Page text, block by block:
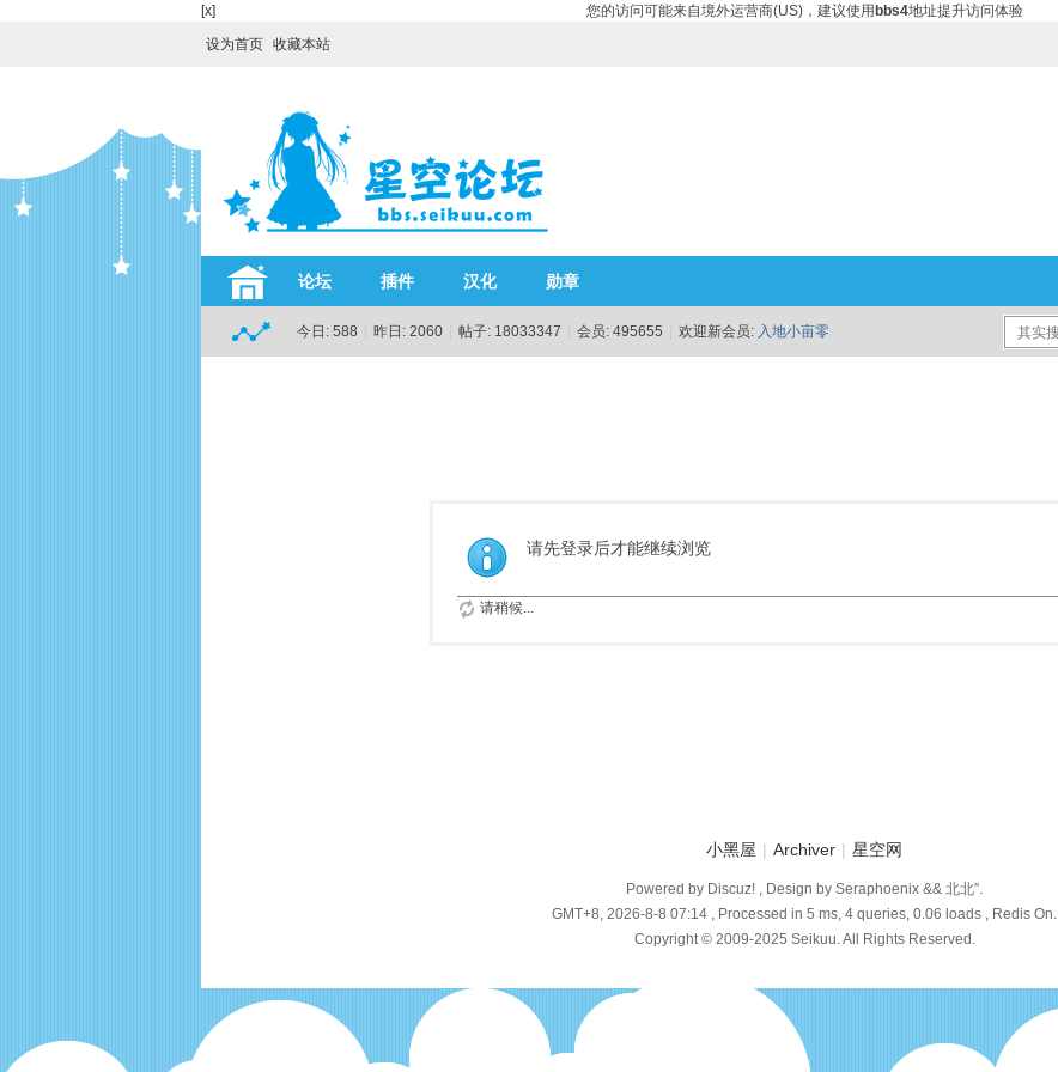
[x] 您的访问可能来自境外运营商(US)，建议使用 bbs4地址提升访问体验
设为首页 收藏本站
论坛 插件 汉化 勋章
今日: 588 昨日: 2060 帖子: 18033347 会员: 495655 欢迎新会员: 入地小亩零
请先登录后才能继续浏览
请稍候...
小黑屋 | Archiver | 星空网
Powered by Discuz! , Design by Seraphoenix && 北北″.
GMT+8, 2026-8-8 07:14 , Processed in 5 ms, 4 queries, 0.06 loads , Redis On.
Copyright © 2009-2025 Seikuu. All Rights Reserved.